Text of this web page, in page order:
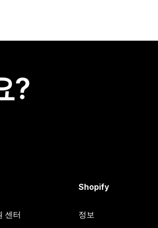
?
센터
Shopify
정보